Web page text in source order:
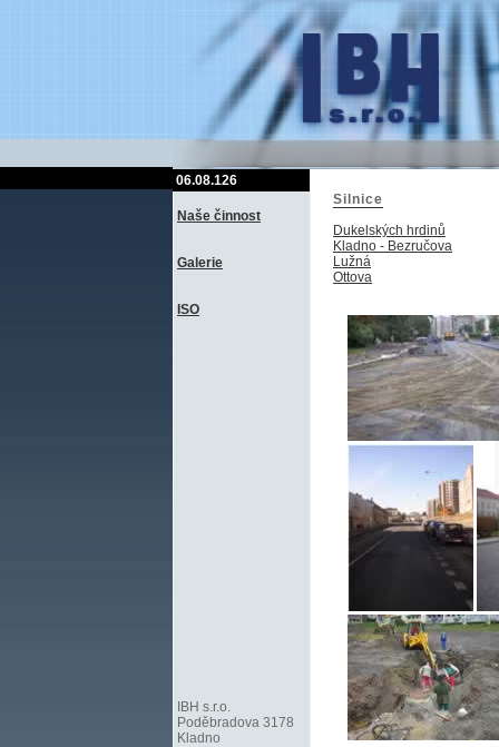
06.08.126
Naše činnost
Galerie
ISO
Silnice
Dukelských hrdinů
Kladno - Bezručova
Lužná
Ottova
IBH s.r.o.
Poděbradova 3178
Kladno